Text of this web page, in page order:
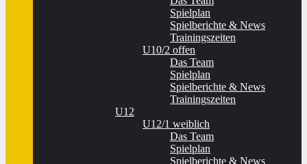
Spielplan
Spielberichte & News
Trainingszeiten
U10/2 offen
Das Team
Spielplan
Spielberichte & News
Trainingszeiten
U12
U12/1 weiblich
Das Team
Spielplan
Spielberichte & News